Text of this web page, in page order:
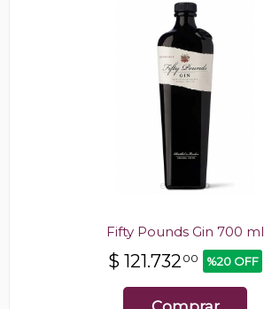
Fifty Pounds Gin 700 ml
$ 121.732 00 %20 OFF